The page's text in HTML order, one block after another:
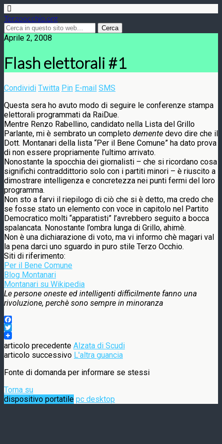
Terzoocchio.org
Aprile 2, 2008
Flash elettorali #1
Condividi Twitta Pin E-mail SMS
Questa sera ho avuto modo di seguire le conferenze stampa
elettorali programmati da RaiDue.
Mentre Renzo Rabellino, candidato nella Lista del Grillo
Parlante, mi è sembrato un completo demente devo dire che il
Dott. Montanari della lista “Per il Bene Comune” ha dato prova
di non essere propriamente l’ultimo arrivato.
Nonostante la spocchia dei giornalisti – che si ricordano cosa
significhi contraddittorio solo con i partiti minori – è riuscito a
dimostrare intelligenza e concretezza nei punti fermi del loro
programma.
Non sto a farvi il riepilogo di ciò che si è detto, ma credo che
se fosse stato un elemento con voce in capitolo nel Partito
Democratico molti “apparatisti” l’avrebbero seguito a bocca
spalancata. Nonostante l’ombra lunga di Grillo, ahimè.
Non è una dichiarazione di voto, ma vi informo chè magari val
la pena darci uno sguardo in puro stile Terzo Occhio.
Siti di riferimento:
Per il Bene Comune
Blog Montanari
Montanari su Wikipedia
Le persone oneste ed intelligenti difficilmente fanno una
rivoluzione, perchè sono sempre in minoranza
Facebook
Twitter
articolo precedente Alzata di Scudi
articolo successivo L'altra guancia
Fonte di domanda per informare se stessi
Torna su
dispositivo portatile pc desktop